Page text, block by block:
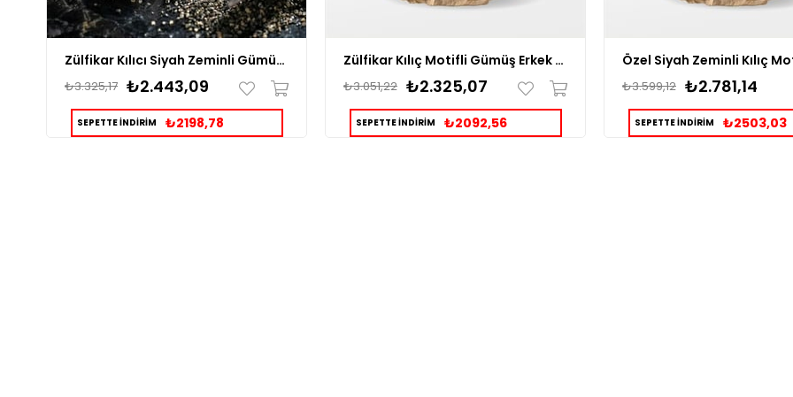
Zülfikar Kılıcı Siyah Zeminli Gümüş Yüzük
₺2.443,09
₺3.325,17
SEPETTE İNDİRİM ₺2198,78
Zülfikar Kılıç Motifli Gümüş Erkek Yüzük
₺2.325,07
₺3.051,22
SEPETTE İNDİRİM ₺2092,56
₺2.781,14
₺3.599,12
SEPETTE İNDİRİM ₺2503,03